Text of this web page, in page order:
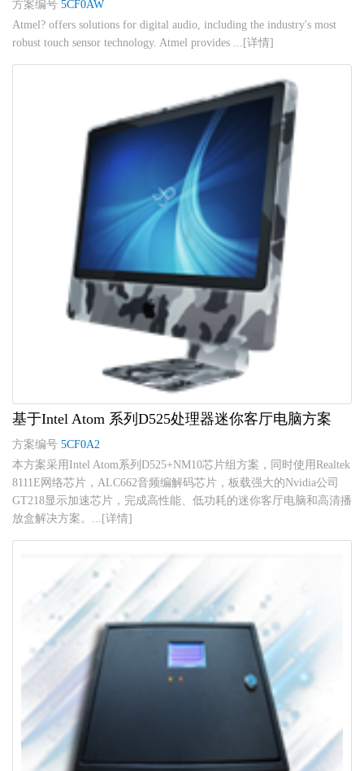
方案编号 5CF0AW
Atmel? offers solutions for digital audio, including the industry's most
robust touch sensor technology. Atmel provides ...[详情]
基于Intel Atom 系列D525处理器迷你客厅电脑方案
方案编号 5CF0A2
本方案采用Intel Atom系列D525+NM10芯片组方案，同时使用Realtek
8111E网络芯片，ALC662音频编解码芯片，板载强大的Nvidia公司
GT218显示加速芯片，完成高性能、低功耗的迷你客厅电脑和高清播
放盒解决方案。...[详情]